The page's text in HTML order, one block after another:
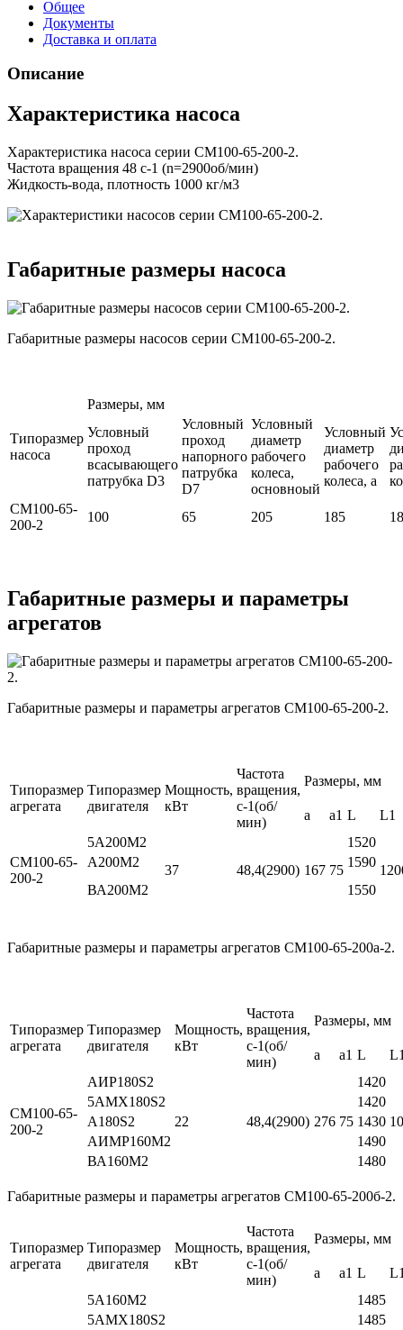
Общее
Документы
Доставка и оплата
Описание
Характеристика насоса
Характеристика насоса серии СМ100-65-200-2.
Частота вращения 48 с-1 (n=2900об/мин)
Жидкость-вода, плотность 1000 кг/м3
Габаритные размеры насоса
Габаритные размеры насосов серии СМ100-65-200-2.
Типоразмер
насоса
Размеры, мм
Условный
проход
всасывающего
патрубка D3
Условный
проход
напорного
патрубка
D7
Условный
диаметр
рабочего
колеса,
основноый
Условный
диаметр
рабочего
колеса, а
СМ100-65-
200-2
100 65 205 185
Габаритные размеры и параметры
агрегатов
Габаритные размеры и параметры агрегатов СМ100-65-200-2.
Типоразмер
агрегата
Типоразмер
двигателя
Мощность,
кВт
Частота
вращения,
с-1(об/
мин)
Размеры, мм
a a1 L L1
СМ100-65-
200-2
5А200М2
37
48,4(2900) 167 75
1520
А200М2
1590
ВА200М2
1550
Габаритные размеры и параметры агрегатов СМ100-65-200а-2.
Типоразмер
агрегата
Типоразмер
двигателя
Мощность,
кВт
Частота
вращения,
с-1(об/
мин)
Размеры, мм
a a1 L
СМ100-65-
200-2
АИР180S2
22 48,4(2900) 276 75
1420
5АМХ180S2
1420
А180S2
1430
АИМР160М2
1490
ВА160М2
1480
Габаритные размеры и параметры агрегатов СМ100-65-200б-2.
Типоразмер
агрегата
Типоразмер
двигателя
Мощность,
кВт
Частота
вращения,
с-1(об/
мин)
Размеры, мм
a a1 L
5А160М2 1485
5АМХ180S2
1485